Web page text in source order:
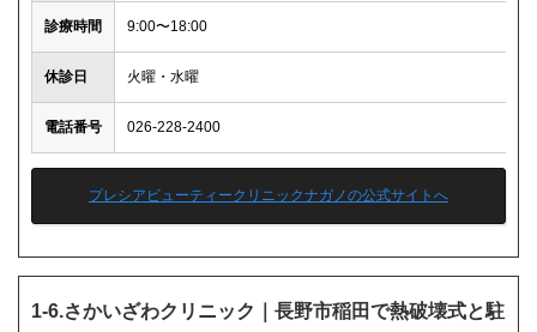
診療時間 9:00〜18:00
休診日 火曜・水曜
電話番号 026-228-2400
プレシアビューティークリニックナガノの公式サイトへ
1-6.さかいざわクリニック｜長野市稲田で熱破壊式と駐